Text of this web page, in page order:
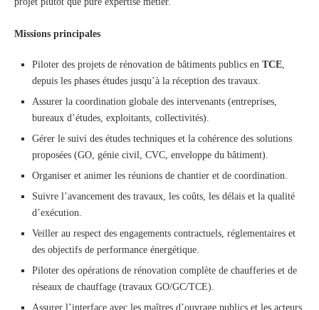
Missions principales
Piloter des projets de rénovation de bâtiments publics en TCE,
depuis les phases études jusqu’à la réception des travaux.
Assurer la coordination globale des intervenants (entreprises,
bureaux d’études, exploitants, collectivités).
Gérer le suivi des études techniques et la cohérence des solutions
proposées (GO, génie civil, CVC, enveloppe du bâtiment).
Organiser et animer les réunions de chantier et de coordination.
Suivre l’avancement des travaux, les coûts, les délais et la qualité
d’exécution.
Veiller au respect des engagements contractuels, réglementaires et
des objectifs de performance énergétique.
Piloter des opérations de rénovation complète de chaufferies et de
réseaux de chauffage (travaux GO/GC/TCE).
Assurer l’interface avec les maîtres d’ouvrage publics et les acteurs